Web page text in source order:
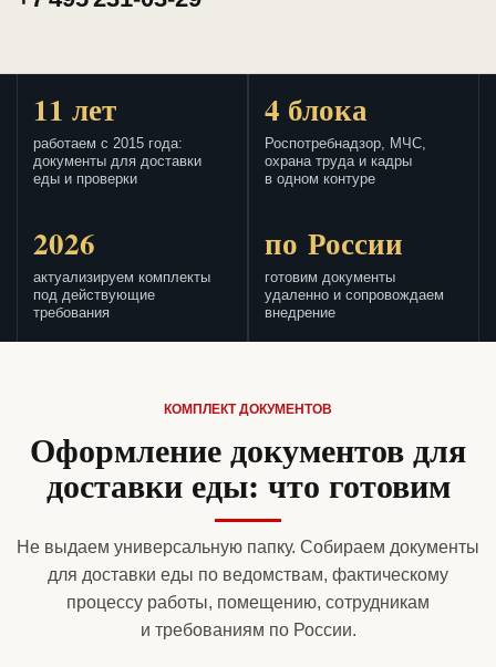
11 лет
работаем с 2015 года:
документы для доставки
еды и проверки
4 блока
Роспотребнадзор, МЧС,
охрана труда и кадры
в одном контуре
2026
актуализируем комплекты
под действующие
требования
по России
готовим документы
удаленно и сопровождаем
внедрение
КОМПЛЕКТ ДОКУМЕНТОВ
Оформление документов для
доставки еды: что готовим
Не выдаем универсальную папку. Собираем документы
для доставки еды по ведомствам, фактическому
процессу работы, помещению, сотрудникам
и требованиям по России.